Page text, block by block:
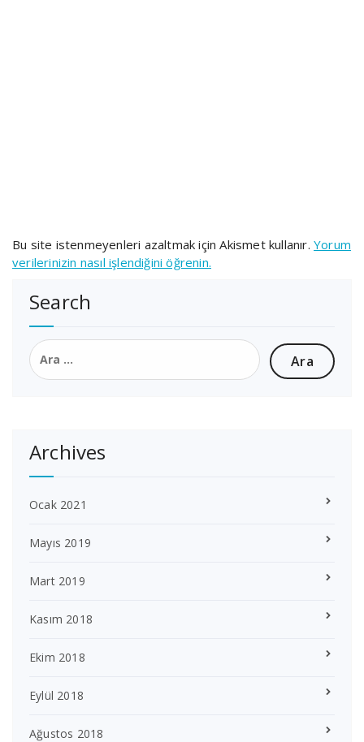
Bu site istenmeyenleri azaltmak için Akismet kullanır.Yorum
verilerinizin nasıl işlendiğini öğrenin.
Search
Arama:
Archives
Ocak 2021
Mayıs 2019
Mart 2019
Kasım 2018
Ekim 2018
Eylül 2018
Ağustos 2018